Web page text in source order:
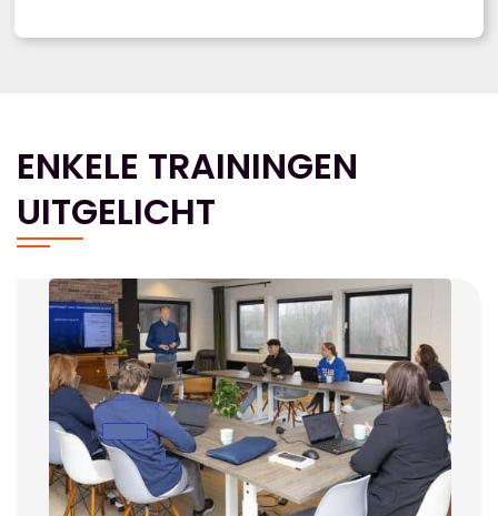
ENKELE TRAININGEN
UITGELICHT